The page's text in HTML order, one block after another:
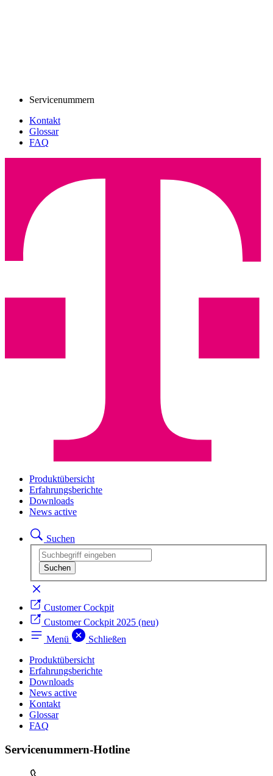
Servicenummern
Kontakt
Glossar
FAQ
Produktübersicht
Erfahrungsberichte
Downloads
News active
Suchen
Customer Cockpit
Customer Cockpit 2025 (neu)
Menü
Schließen
Produktübersicht
Erfahrungsberichte
Downloads
News active
Kontakt
Glossar
FAQ
Servicenummern-Hotline